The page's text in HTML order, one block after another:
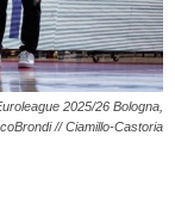
2025/26 Bologna,
// Ciamillo-Castoria